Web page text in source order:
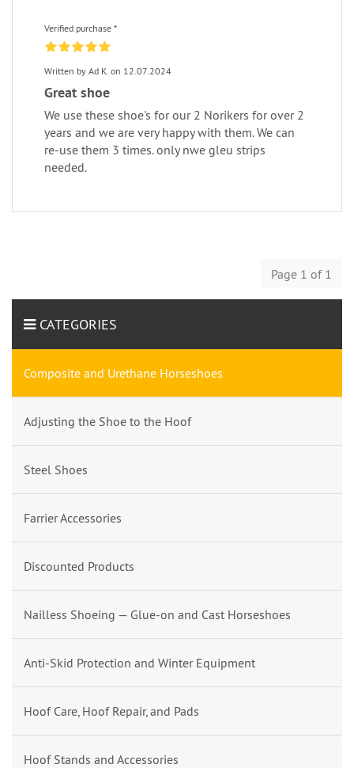
Verified purchase *
Written by Ad K. on 12.07.2024
Great shoe
We use these shoe's for our 2 Norikers for over 2
years and we are very happy with them. We can
re-use them 3 times. only nwe gleu strips
needed.
Page 1 of 1
CATEGORIES
Composite and Urethane Horseshoes
Adjusting the Shoe to the Hoof
Steel Shoes
Farrier Accessories
Discounted Products
Nailless Shoeing — Glue-on and Cast Horseshoes
Anti-Skid Protection and Winter Equipment
Hoof Care, Hoof Repair, and Pads
Hoof Stands and Accessories